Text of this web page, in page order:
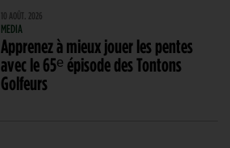
10 AOÛT. 2026
MEDIA
Apprenez à mieux jouer les pentes
avec le 65ᵉ épisode des Tontons
Golfeurs